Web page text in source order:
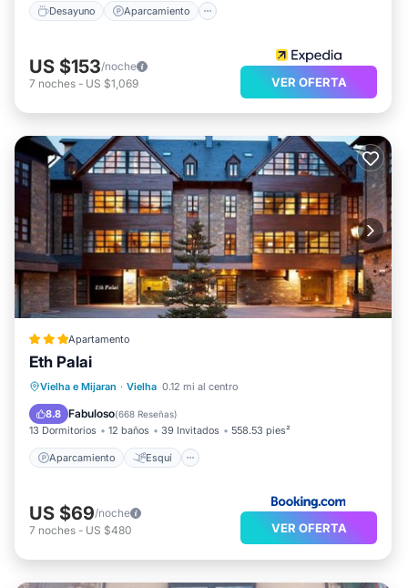
Desayuno Aparcamiento
US $153/noche
7 noches - US $1,069 VER OFERTA
Apartamento
Eth Palai
Vielha e Mijaran · Vielha 0.12 mi al centro
8.8 Fabuloso(668 Reseñas)
13 Dormitorios 12 baños 39 Invitados 558.53 pies²
Aparcamiento Esquí
Aparcamiento Esquí
Apto para niños
US $69/noche
7 noches - US $480 VER OFERTA